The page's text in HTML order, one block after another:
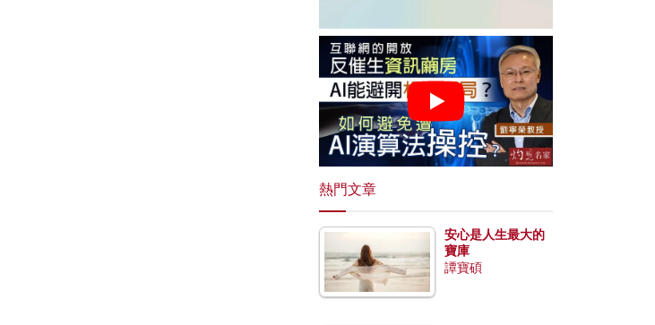
熱門文章
安心是人生最大的
寶庫
譚寶碩